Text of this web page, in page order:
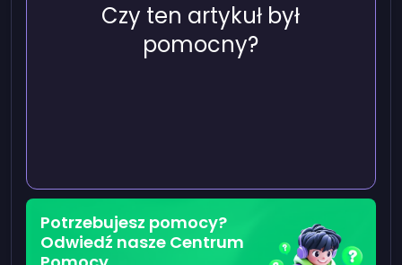
Czy ten artykuł był
pomocny?
Potrzebujesz pomocy?
Odwiedź nasze Centrum